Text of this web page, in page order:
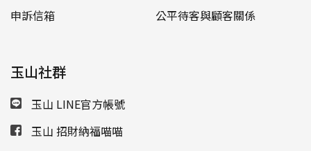
申訴信箱
公平待客與顧客關係
玉山社群
玉山 LINE官方帳號
玉山 招財納福喵喵